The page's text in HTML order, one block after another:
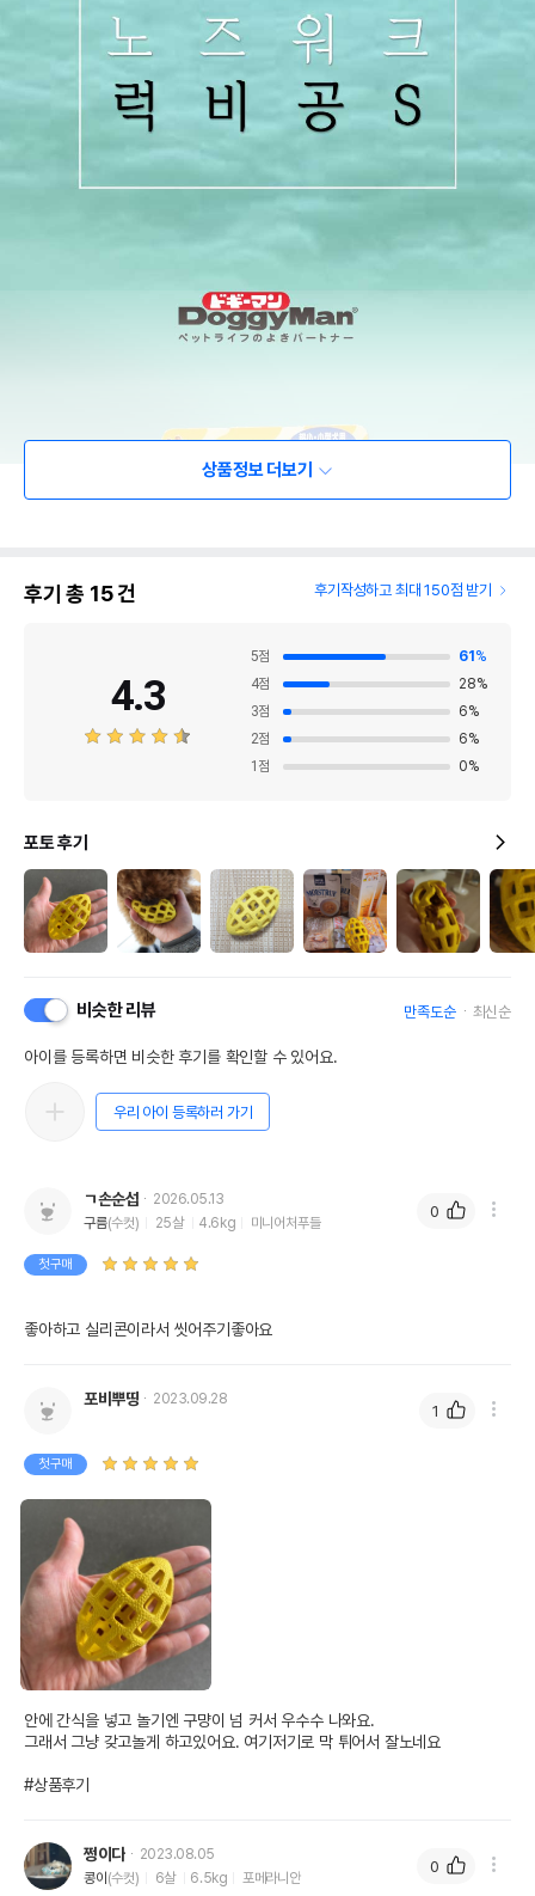
상품정보 더보기
후기 총 15건 후기작성하고 최대 150점 받기
4.3
5점 61 %
4점 28%
3점 6%
2점 6%
1 점 0%
포토 후기
비슷한 리뷰 만족도순 최신순
아이를 등록하면 비슷한 후기를 확인할 수 있어요.
우리 아이 등록하러 가기
ㄱ손순섭
2026.05.13
구름(수컷) 25살 4.6kg 미니어처푸들
첫구매
좋아하고 실리콘이라서 씻어주기좋아요
0
포비뿌땅 2023.09.28
첫구매
안에 간식을 넣고 놀기엔 구먕이 넘 커서 우수수 나와요.
그래서 그냥 갖고놀게 하고있어요. 여기저기로 막 튀어서 잘노네요
#상품후기
1
쩡이다
2023.08.05
콩이 (수컷) 6살 6.5kg 포메라니안
0